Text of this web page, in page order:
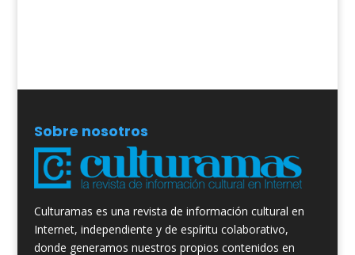
Sobre nosotros
Culturamas es una revista de información cultural en
Internet, independiente y de espíritu colaborativo,
donde generamos nuestros propios contenidos en